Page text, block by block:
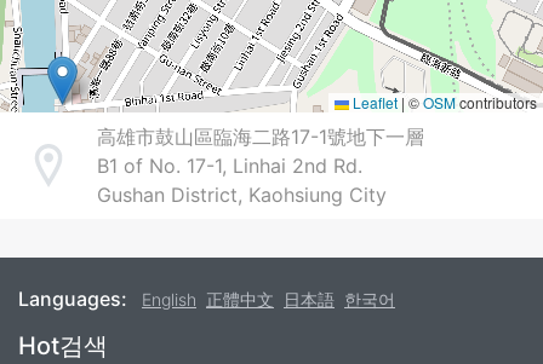
Leaflet | ©OSMcontributors
Address
高雄市鼓山區臨海二路17-1號地下一層
B1 of No. 17-1, Linhai 2nd Rd.
Gushan District, Kaohsiung City
Languages: English 正體中文 日本語 한국어
Footer
Hot검색